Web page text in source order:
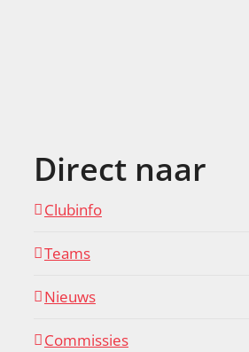
Direct naar
Clubinfo
Teams
Nieuws
Commissies